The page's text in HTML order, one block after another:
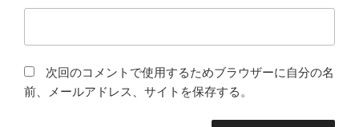
次回のコメントで使用するためブラウザーに自分の名
前、メールアドレス、サイトを保存する。